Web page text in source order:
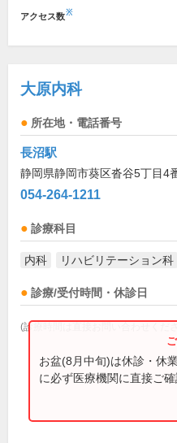
アクセス数※
大原内科
所在地・電話番号
長沼駅
静岡県静岡市葵区沓谷5丁目4
054-264-1211
診療科目
内科 リハビリテーション科
診療/受付時間・休診日
(診療時間は直接お問い合わせくださ
お盆(8月中旬)は休診・休
に必ず医療機関に直接ご確